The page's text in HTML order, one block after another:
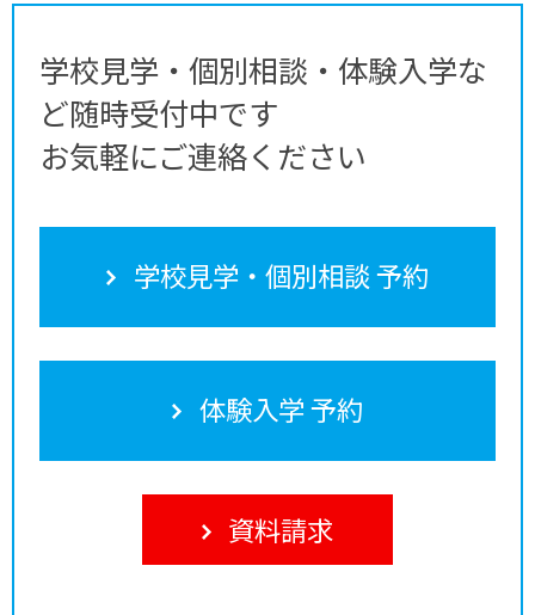
学校見学・個別相談・体験入学な
ど随時受付中です
お気軽にご連絡ください
学校見学・個別相談 予約
体験入学 予約
資料請求